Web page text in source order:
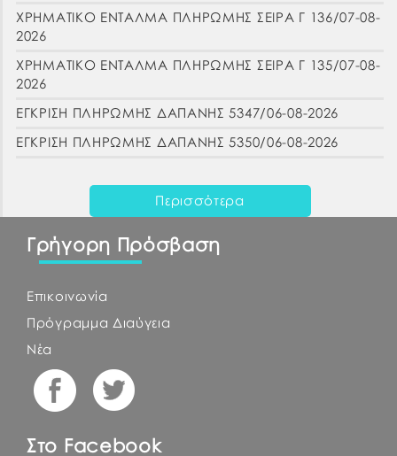
ΧΡΗΜΑΤΙΚΟ ΕΝΤΑΛΜΑ ΠΛΗΡΩΜΗΣ ΣΕΙΡΑ Γ 136/07-08-
2026
ΧΡΗΜΑΤΙΚΟ ΕΝΤΑΛΜΑ ΠΛΗΡΩΜΗΣ ΣΕΙΡΑ Γ 135/07-08-
2026
ΕΓΚΡΙΣΗ ΠΛΗΡΩΜΗΣ ΔΑΠΑΝΗΣ 5347/06-08-2026
ΕΓΚΡΙΣΗ ΠΛΗΡΩΜΗΣ ΔΑΠΑΝΗΣ 5350/06-08-2026
Περισσότερα
Γρήγορη Πρόσβαση
Επικοινωνία
Πρόγραμμα Διαύγεια
Νέα
Στο Facebook